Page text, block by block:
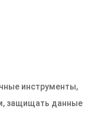
инструменты,
защищать данные